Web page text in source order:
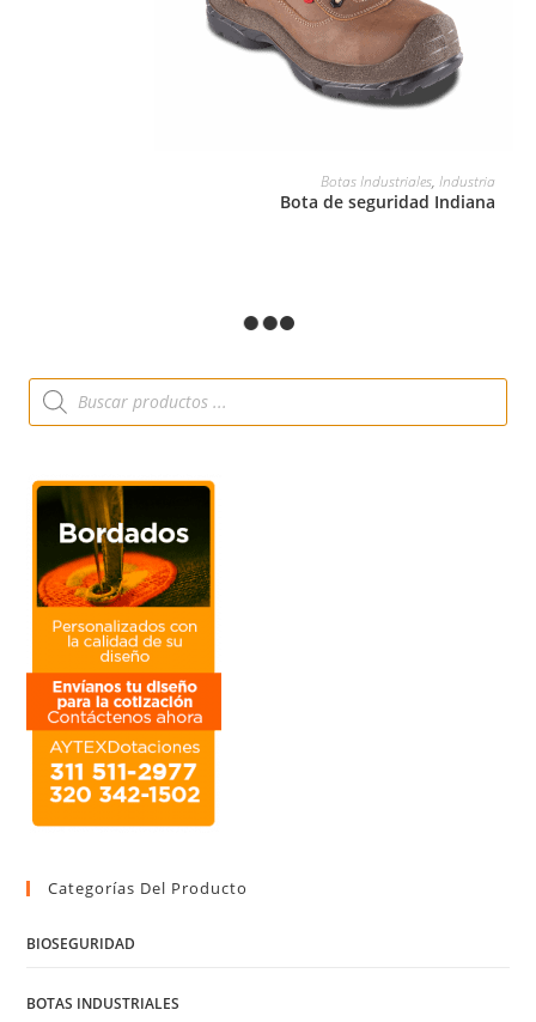
Botas Industriales,Industria
Bota de seguridad Indiana
Categorías Del Producto
BIOSEGURIDAD
BOTAS INDUSTRIALES